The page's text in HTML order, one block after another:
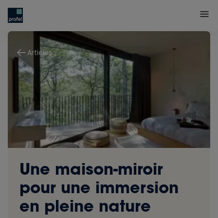
Articles
Une maison-miroir
pour une immersion
en pleine nature